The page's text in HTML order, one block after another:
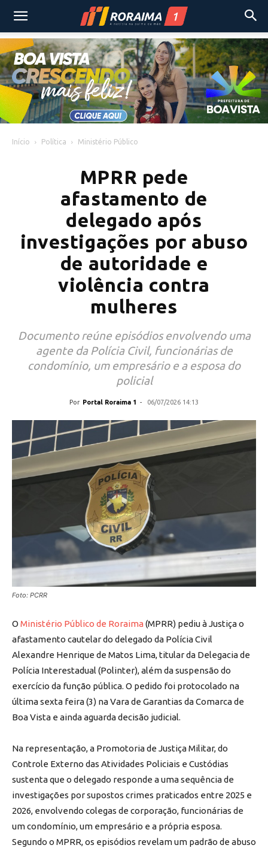
Início Política Ministério Público
MPRR pede
afastamento de
delegado após
investigações por abuso
de autoridade e
violência contra
mulheres
Documento reúne episódios envolvendo uma
agente da Polícia Civil, funcionárias de
condomínio, um empresário e a esposa do
policial
Por Portal Roraima 1 - 06/07/2026 14:13
Foto: PCRR
O Ministério Público de Roraima (MPRR) pediu à Justiça o
afastamento cautelar do delegado da Polícia Civil
Alexandre Henrique de Matos Lima, titular da Delegacia de
Polícia Interestadual (Polinter), além da suspensão do
exercício da função pública. O pedido foi protocolado na
última sexta feira (3) na Vara de Garantias da Comarca de
Boa Vista e ainda aguarda decisão judicial.
Na representação, a Promotoria de Justiça Militar, do
Controle Externo das Atividades Policiais e Custódias
sustenta que o delegado responde a uma sequência de
investigações por supostos crimes praticados entre 2025 e
2026, envolvendo colegas de corporação, funcionárias de
um condomínio, um empresário e a própria esposa.
Segundo o MPRR, os episódios revelam um padrão de abuso